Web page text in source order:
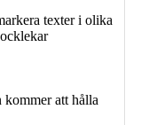
texter i olika
kommer att hålla